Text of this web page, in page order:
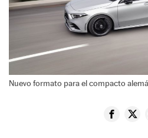
Nuevo formato para el compacto